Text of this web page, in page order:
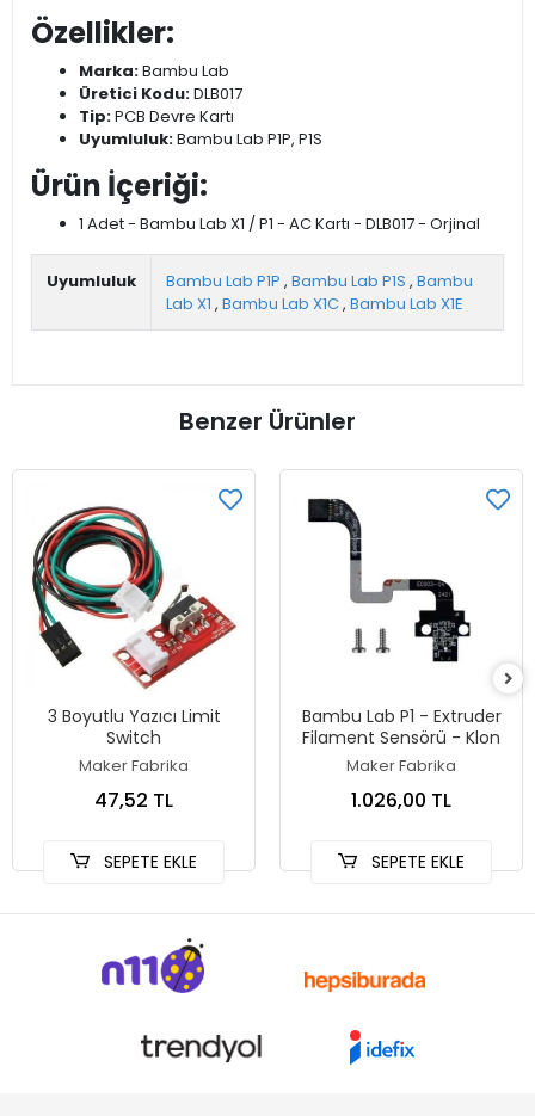
Özellikler:
Marka:Bambu Lab
Üretici Kodu:DLB017
Tip:PCB Devre Kartı
Uyumluluk:Bambu Lab P1P, P1S
Ürün İçeriği:
1 Adet - Bambu Lab X1 / P1 - AC Kartı - DLB017 - Orjinal
Uyumluluk Bambu Lab P1P , Bambu Lab P1S , Bambu
Lab X1 , Bambu Lab X1C, Bambu Lab X1E
Benzer Ürünler
3 Boyutlu Yazıcı Limit
Switch
Maker Fabrika
47,52 TL
SEPETE EKLE
Bambu Lab P1 - Extruder
Filament Sensörü - Klon
Maker Fabrika
1.026,00 TL
SEPETE EKLE